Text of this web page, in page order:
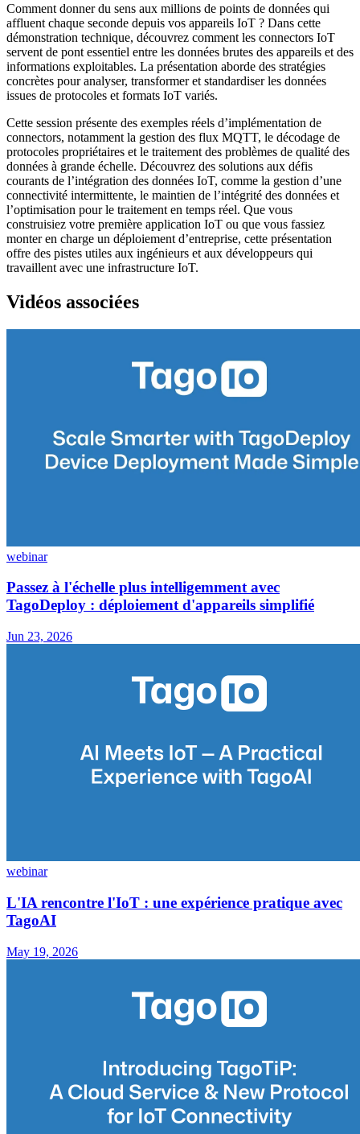
Comment donner du sens aux millions de points de données qui
affluent chaque seconde depuis vos appareils IoT ? Dans cette
démonstration technique, découvrez comment les connectors IoT
servent de pont essentiel entre les données brutes des appareils et des
informations exploitables. La présentation aborde des stratégies
concrètes pour analyser, transformer et standardiser les données
issues de protocoles et formats IoT variés.
Cette session présente des exemples réels d’implémentation de
connectors, notamment la gestion des flux MQTT, le décodage de
protocoles propriétaires et le traitement des problèmes de qualité des
données à grande échelle. Découvrez des solutions aux défis
courants de l’intégration des données IoT, comme la gestion d’une
connectivité intermittente, le maintien de l’intégrité des données et
l’optimisation pour le traitement en temps réel. Que vous
construisiez votre première application IoT ou que vous fassiez
monter en charge un déploiement d’entreprise, cette présentation
offre des pistes utiles aux ingénieurs et aux développeurs qui
travaillent avec une infrastructure IoT.
Vidéos associées
webinar
Passez à l'échelle plus intelligemment avec
TagoDeploy : déploiement d'appareils simplifié
Jun 23, 2026
webinar
L'IA rencontre l'IoT : une expérience pratique avec
TagoAI
May 19, 2026